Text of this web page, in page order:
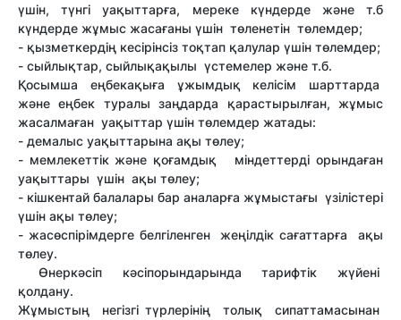
үшін, түнгі уақыттарға, мереке күндерде және т.б
күндерде жұмыс жасағаны үшін төленетін төлемдер;
- қызметкердің кесірінсіз тоқтап қалулар үшін төлемдер;
- сыйлықтар, сыйлықақылы үстемелер және т.б.
Қосымша еңбекақыға ұжымдық келісім шарттарда
және еңбек туралы заңдарда қарастырылған, жұмыс
жасалмаған уақыттар үшін төлемдер жатады:
- демалыс уақыттарына ақы төлеу;
- мемлекеттік және қоғамдық міндеттерді орындаған
уақыттары үшін ақы төлеу;
- кішкентай балалары бар аналарға жұмыстағы үзілістері
үшін ақы төлеу;
- жасөспірімдерге белгіленген жеңілдік сағаттарға ақы
төлеу.
Өнеркәсіп кәсіпорындарында тарифтік жүйені
қолдану.
Жұмыстың негізгі түрлерінің толық сипаттамасынан